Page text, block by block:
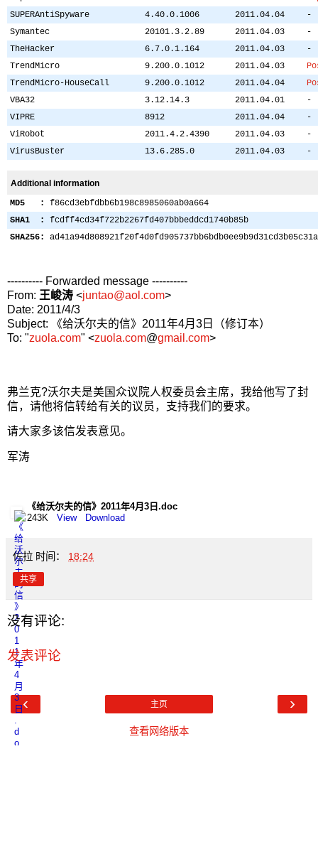
SUPERAntiSpyware
4.40.0.1006 2011.04.04
-
Symantec
20101.3.2.89 2011.04.03
-
TheHacker
6.7.0.1.164 2011.04.03
-
TrendMicro
9.200.0.1012 2011.04.03
TrendMicro-HouseCall
9.200.0.1012 2011.04.04
VBA32
3.12.14.3 2011.04.01
-
VIPRE
8912 2011.04.04
-
ViRobot
2011.4.2.4390 2011.04.03
-
VirusBuster
13.6.285.0 2011.04.03 -
Additional information
MD5 :
f86cd3ebfdbb6b198c8985060ab0a664
SHA1 :
fcdff4cd34f722b2267fd407bbbeddcd1740b85b
SHA256:
---------- Forwarded message ----------
From: 王峻涛 <juntao@aol.com>
Date: 2011/4/3
Subject: 《给沃尔夫的信》2011年4月3日（修订本）
To: "zuola.com" <zuola.com@gmail.com>
弗兰克?沃尔夫是美国众议院人权委员会主席，我给他写了封
信，请他将信转给有关的议员，支持我们的要求。
请大家多该信发表意见。
军涛
《给沃尔夫的信》2011年4月3日.doc
243K View Download
佐拉 时间： 18:24
共享
没有评论:
发表评论
‹ ›
主页
查看网络版本